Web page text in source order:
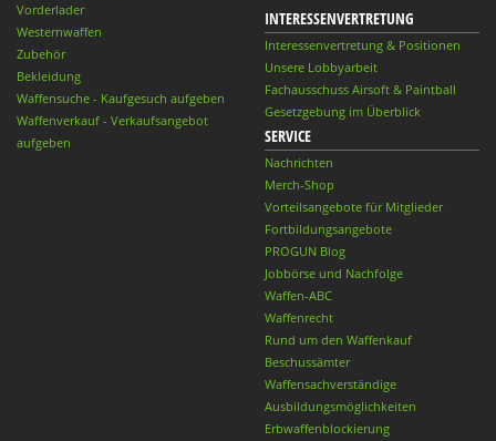
Vorderlader
Westernwaffen
Zubehör
Bekleidung
Waffensuche - Kaufgesuch aufgeben
Waffenverkauf - Verkaufsangebot
aufgeben
INTERESSENVERTRETUNG
Interessenvertretung & Positionen
Unsere Lobbyarbeit
Fachausschuss Airsoft & Paintball
Gesetzgebung im Überblick
SERVICE
Nachrichten
Merch-Shop
Vorteilsangebote für Mitglieder
Fortbildungsangebote
PROGUN Blog
Jobbörse und Nachfolge
Waffen-ABC
Waffenrecht
Rund um den Waffenkauf
Beschussämter
Waffensachverständige
Ausbildungsmöglichkeiten
Erbwaffenblockierung